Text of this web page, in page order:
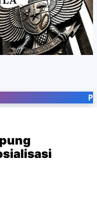
Portal